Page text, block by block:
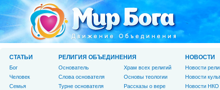
СТАТЬИ
Бог
Человек
Cемья
РЕЛИГИЯ ОБЪЕДИНЕНИЯ
Основатель
Слова основателя
Турне основателя
Храм всех религий
Основы теологии
Рассказы о вере
НОВОСТИ
Новости
Новости
Новости НКО